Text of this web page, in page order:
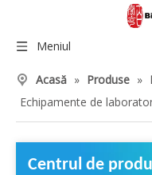
Meniul
Acasă » Produse »
Echipamente de
Centrul de